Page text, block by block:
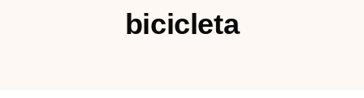
bicicleta